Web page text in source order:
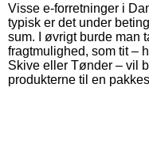
Visse e-forretninger i
typisk er det under
sum. I øvrigt burde man
fragtmulighed, som tit –
Skive eller Tønder – vil
produkterne til en